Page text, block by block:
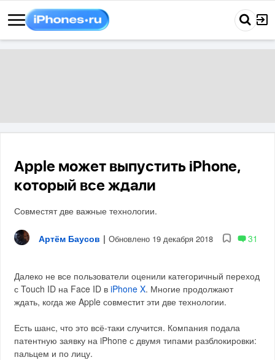
Apple может выпустить iPhone,
который все ждали
Совместят две важные технологии.
Артём Баусов | Обновлено 19 декабря 2018 31
Далеко не все пользователи оценили категоричный переход
с Touch ID на Face ID вiPhone X. Многие продолжают
ждать, когда же Apple совместит эти две технологии.
Есть шанс, что это всё-таки случится. Компания подала
патентную заявку на iPhone с двумя типами разблокировки:
пальцем и по лицу.